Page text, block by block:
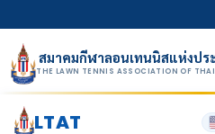
สมาคมกีฬาลอนเทนนิสแห่งปร
THE LAWN TENNIS ASSOCIATION OF
LTAT